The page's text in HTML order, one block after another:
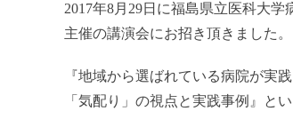
2017年8月29日に福島県立医科大
主催の講演会にお招き頂きました。
『地域から選ばれている病院が実
「気配り」の視点と実践事例』と